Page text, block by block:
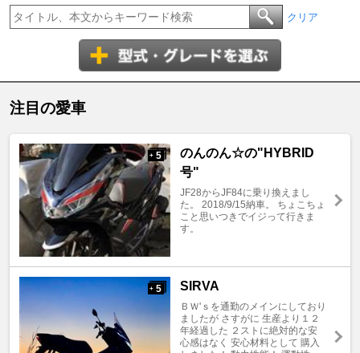
クリア
注目の愛車
+ 5
のんのん☆の"HYBRID
号"
JF28からJF84に乗り換えまし
た。 2018/9/15納車。 ちょこちょ
こと思いつきでイジって行きま
す。
+ 5 SIRVA
ＢＷ'ｓを通勤のメインにしており
ましたが さすがに 生産より１２
年経過した ２ストに絶対的な安
心感はなく 安心材料として 購入